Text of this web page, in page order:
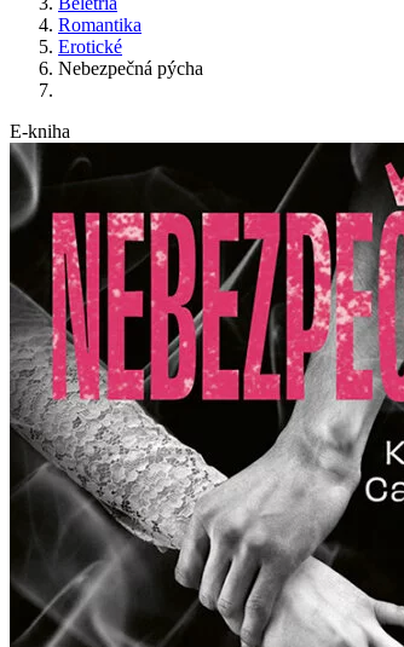
Romantika
Erotické
Nebezpečná pýcha
E-kniha